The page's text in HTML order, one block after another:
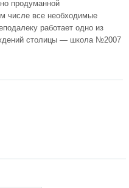
продуманной
числе все необходимые
работает одно из
столицы — школа №2007